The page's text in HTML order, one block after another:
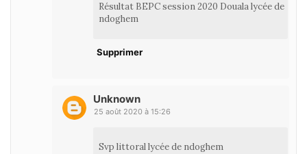
Résultat BEPC session 2020 Douala lycée de
ndoghem
Supprimer
Unknown
25 août 2020 à 15:26
Svp littoral lycée de ndoghem